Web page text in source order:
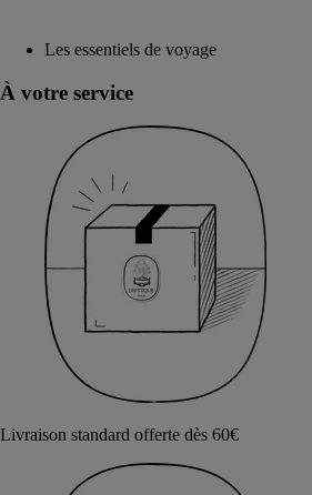
Les essentiels de voyage
À votre service
Livraison standard offerte dès 60€